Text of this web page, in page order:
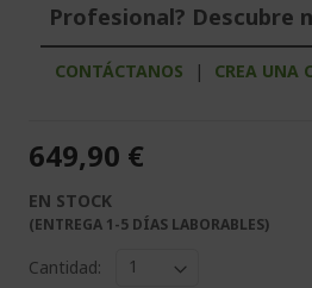
Profesional? Descubre
CONTÁCTANOS | CREA UNA
649,90 €
EN STOCK
(ENTREGA 1-5 DÍAS LABORABLES)
Cantidad: